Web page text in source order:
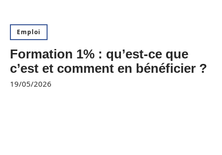
Emploi
Formation 1% : qu’est-ce que
c’est et comment en bénéficier ?
19/05/2026